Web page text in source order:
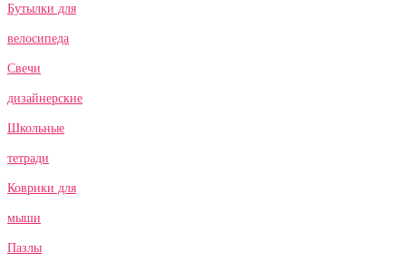
Бутылки для
велосипеда
Свечи
дизайнерские
Школьные
тетради
Коврики для
мыши
Пазлы